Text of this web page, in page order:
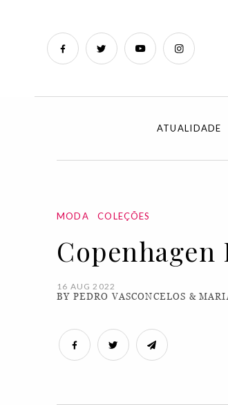
ATUALIDADE
MODA COLEÇÕES
Copenhagen
16 AUG 2022
BY PEDRO VASCONCELOS &